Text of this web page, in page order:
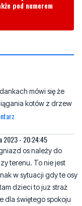
mówi się że
2023 - 20:24:45
os należy do
w sytuacji gdy te osy
dzieci to juz straż
dla świętego spokoju
kiedyś kościotrup
zglodnieje. Ale
Ratownictwa a